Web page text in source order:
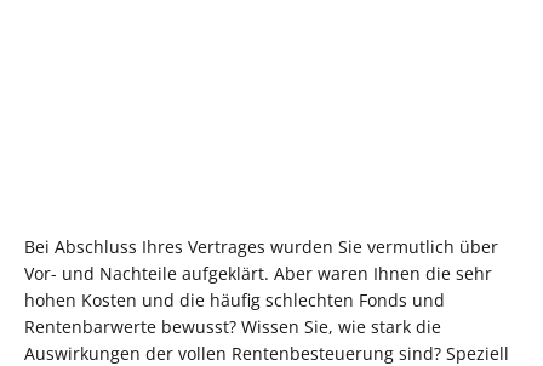
Bei Abschluss Ihres Vertrages wurden Sie vermutlich über
Vor- und Nachteile aufgeklärt. Aber waren Ihnen die sehr
hohen Kosten und die häufig schlechten Fonds und
Rentenbarwerte bewusst? Wissen Sie, wie stark die
Auswirkungen der vollen Rentenbesteuerung sind? Speziell